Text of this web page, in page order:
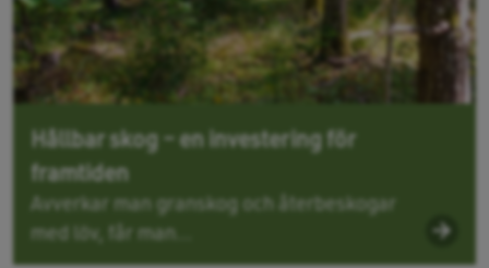
Hållbar skog – en investering för
framtiden
Avverkar man granskog och återbeskogar
med löv, får man...